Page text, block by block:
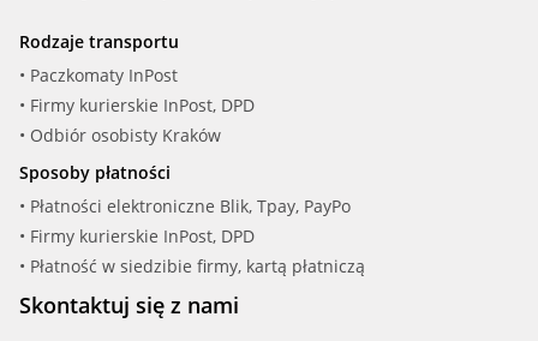
MOTORAD (348-92)
OPEL (1338073)
OPEL (1338430)
QUINTON HA (QTH412K)
SASIC (9000113)
Rodzaje transportu
• Paczkomaty InPost
• Firmy kurierskie InPost, DPD
• Odbiór osobisty Kraków
Sposoby płatności
• Płatności elektroniczne Blik, Tpay, PayPo
• Firmy kurierskie InPost, DPD
• Płatność w siedzibie firmy, kartą płatniczą
Skontaktuj się z nami